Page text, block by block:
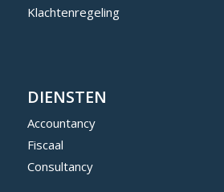
Klachtenregeling
DIENSTEN
Accountancy
Fiscaal
Consultancy